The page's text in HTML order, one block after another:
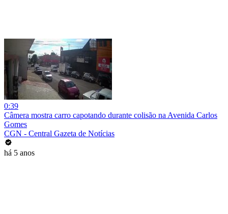
0:39
Câmera mostra carro capotando durante colisão na Avenida Carlos
Gomes
CGN - Central Gazeta de Notícias
há 5 anos